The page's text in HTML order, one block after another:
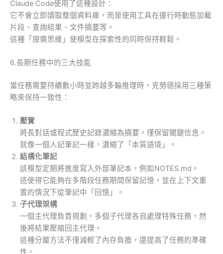
Claude Code使用了這種設計：
它不會立即讀取整個資料庫，而是使用工具在運行時動態加載
片段、查詢結果、文件摘要等。
這種「按需思維」使模型在探索性的同時保持輕鬆。
6.長期任務中的三大技能
當任務需要持續數小時並跨越多輪推理時，克勞德採用三種策
略來保持一致性：
壓實
將長對話或程式歷史記錄濃縮為摘要，僅保留關鍵信息。
就像一個人記筆記一樣，濃縮了「本質語境」。
結構化筆記
該模型定期將進度寫入外部筆記本，例如NOTES.md。
這使得它能夠在多階段任務期間保留記憶，並在上下文重
置的情況下從筆記中「回憶」。
子代理架構
一個主代理負責規劃，多個子代理各自處理特殊任務，然
後將結果壓縮回主代理。
這種分層方法不僅減輕了內存負擔，還提高了任務的準確
性。